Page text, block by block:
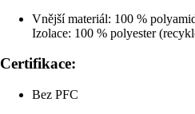
Vnější materiál: 100 %
Izolace: 100 % polyester
Certifikace:
Bez PFC